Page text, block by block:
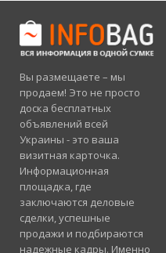
Вы размещаете – мы
продаем! Это не просто
доска бесплатных
объявлений всей
Украины - это ваша
визитная карточка.
Информационная
площадка, где
заключаются деловые
сделки, успешные
продажи и подбираются
надежные кадры. Именно